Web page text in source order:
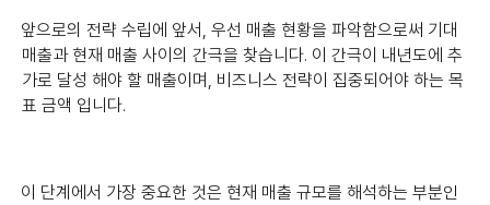
앞으로의 전략 수립에 앞서, 우선 매출 현황을 파악함으로써 기대
매출과 현재 매출 사이의 간극을 찾습니다. 이 간극이 내년도에 추
가로 달성 해야 할 매출이며, 비즈니스 전략이 집중되어야 하는 목
표 금액 입니다.
이 단계에서 가장 중요한 것은 현재 매출 규모를 해석하는 부분인